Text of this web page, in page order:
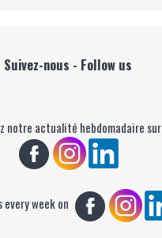
Suivez-nous - Follow us
notre actualité hebdomadaire sur
every week on